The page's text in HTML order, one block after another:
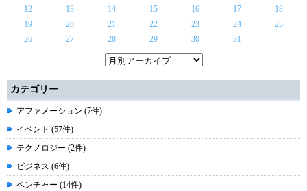
12
13 14 15 16 17
18
19
20 21 22 23 24
25
26
27 28 29 30 31
カテゴリー
アファメーション (7件)
イベント (57件)
テクノロジー (2件)
ビジネス (6件)
ベンチャー (14件)